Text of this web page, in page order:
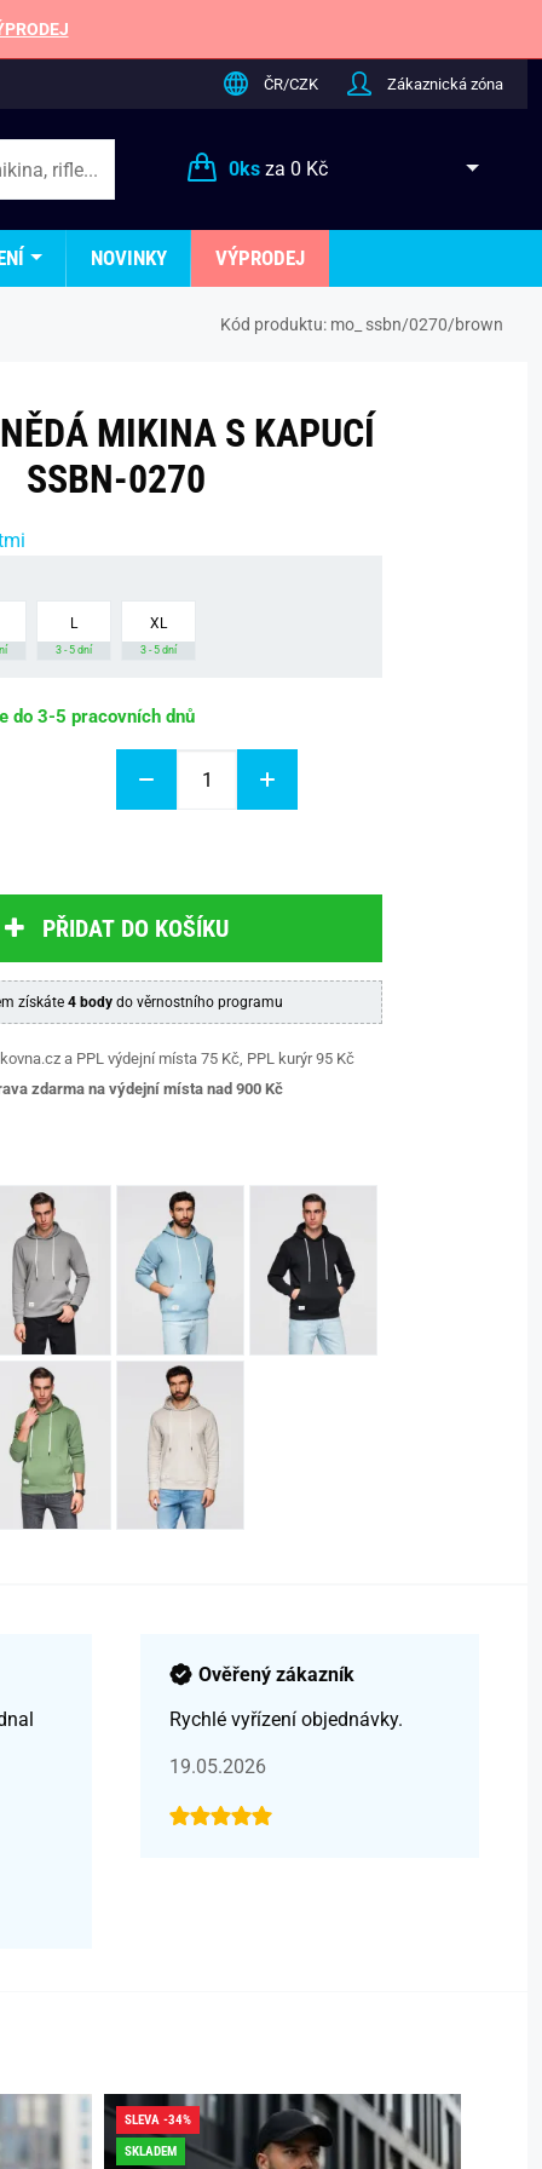
ČR/CZK Zákaznická zóna
0ksza 0 Kč
NOVINKY VÝPRODEJ
Kód produktu: mo_ ssbn/0270/brown
MIKINA S KAPUCÍ
SSBN-0270
L
3 - 5 dní
XL
3 - 5 dní
do 3-5 pracovních dnů
PŘIDAT DO KOŠÍKU
získáte 4 bodydo věrnostního programu
a PPL výdejní místa 75 Kč, PPL kurýr 95 Kč
zdarma na výdejní místa nad 900 Kč
Ověřený zákazník
Rychlé vyřízení objednávky.
19.05.2026
SLEVA -34%
SKLADEM